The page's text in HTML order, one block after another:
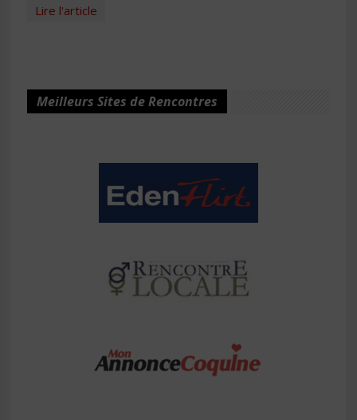
Lire l'article
Meilleurs Sites de Rencontres